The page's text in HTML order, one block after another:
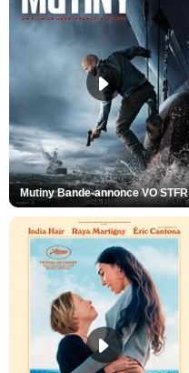
Mutiny Bande-annonce VO STFR